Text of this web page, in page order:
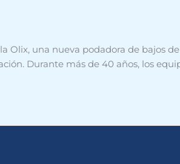
Olix, una nueva podadora de bajos
Durante más de 40 años, los